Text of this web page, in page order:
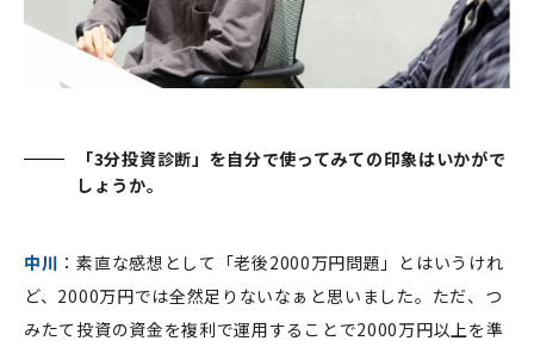
「3分投資診断」を自分で使ってみての印象はいかがで
しょうか。
中川 ：素直な感想として「老後2000万円問題」とはいうけれ
ど、2000万円では全然足りないなぁと思いました。ただ、つ
みたて投資の資金を複利で運用することで2000万円以上を準